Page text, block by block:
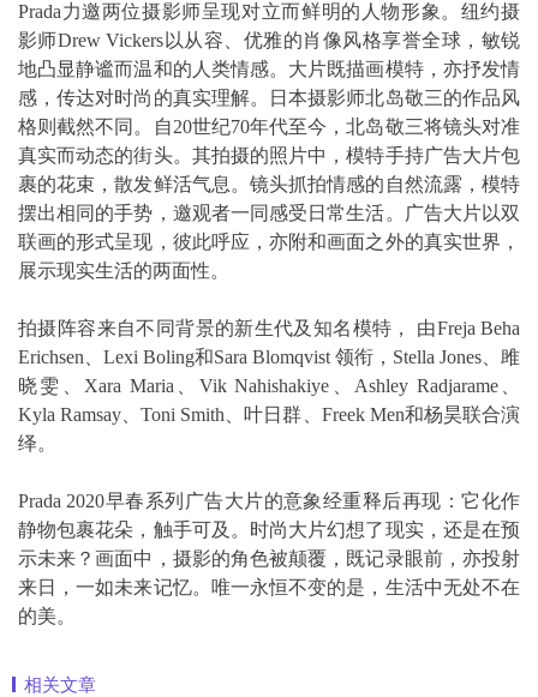
Prada力邀两位摄影师呈现对立而鲜明的人物形象。纽约摄
影师Drew Vickers以从容、优雅的肖像风格享誉全球，敏锐
地凸显静谧而温和的人类情感。大片既描画模特，亦抒发情
感，传达对时尚的真实理解。日本摄影师北岛敬三的作品风
格则截然不同。自20世纪70年代至今，北岛敬三将镜头对准
真实而动态的街头。其拍摄的照片中，模特手持广告大片包
裹的花束，散发鲜活气息。镜头抓拍情感的自然流露，模特
摆出相同的手势，邀观者一同感受日常生活。广告大片以双
联画的形式呈现，彼此呼应，亦附和画面之外的真实世界，
展示现实生活的两面性。
拍摄阵容来自不同背景的新生代及知名模特， 由Freja Beha
Erichsen、Lexi Boling和Sara Blomqvist 领衔，Stella Jones、雎
晓雯、Xara Maria、Vik Nahishakiye、Ashley Radjarame、
Kyla Ramsay、Toni Smith、叶日群、Freek Men和杨昊联合演
绎。
Prada 2020早春系列广告大片的意象经重释后再现：它化作
静物包裹花朵，触手可及。时尚大片幻想了现实，还是在预
示未来？画面中，摄影的角色被颠覆，既记录眼前，亦投射
来日，一如未来记忆。唯一永恒不变的是，生活中无处不在
的美。
相关文章